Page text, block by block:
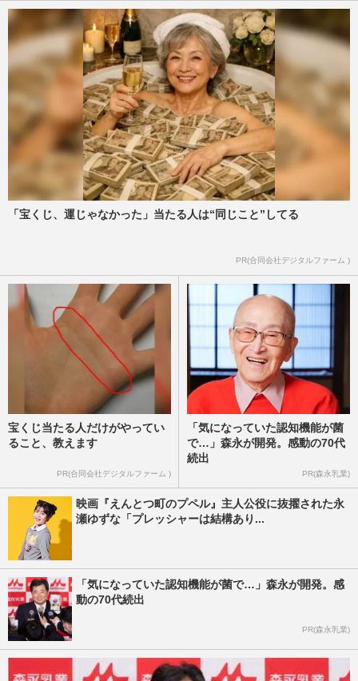
「宝くじ、運じゃなかった」当たる人は“同じこと”してる
PR(合同会社デジタルファーム )
宝くじ当たる人だけがやってい
ること、教えます
PR(合同会社デジタルファーム )
「気になっていた認知機能が菌
で…」森永が開発。感動の70代
続出
PR(森永乳業)
映画『えんとつ町のプペル』主人公役に抜擢された永
瀬ゆずな「プレッシャーは結構あり...
「気になっていた認知機能が菌で…」森永が開発。感
動の70代続出
PR(森永乳業)